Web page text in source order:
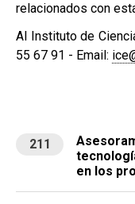
relacionados con
Al Instituto de
55 67 91 - Email:
211
en los